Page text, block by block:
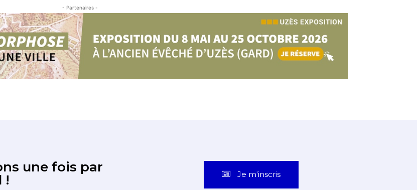
- Partenaires -
une fois par
!
Je m'inscris